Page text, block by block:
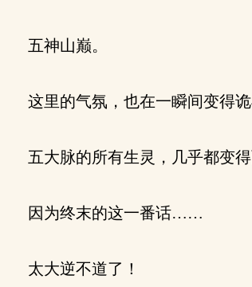
五神山巅。
这里的气氛，也在一瞬间变得诡
五大脉的所有生灵，几乎都变
因为终末的这一番话……
太大逆不道了！